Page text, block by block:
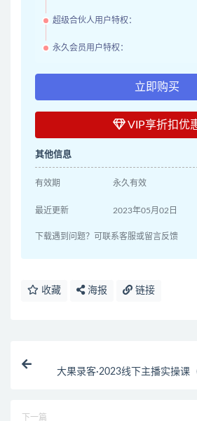
超级合伙人用户特权：
永久会员用户特权：
立即购买
VIP享折扣优
其他信息
有效期 永久有效
最近更新 2023年05月02日
下载遇到问题？可联系客服或留言反馈
收藏 海报 链接
大果录客·2023线下主播实操课
下一篇